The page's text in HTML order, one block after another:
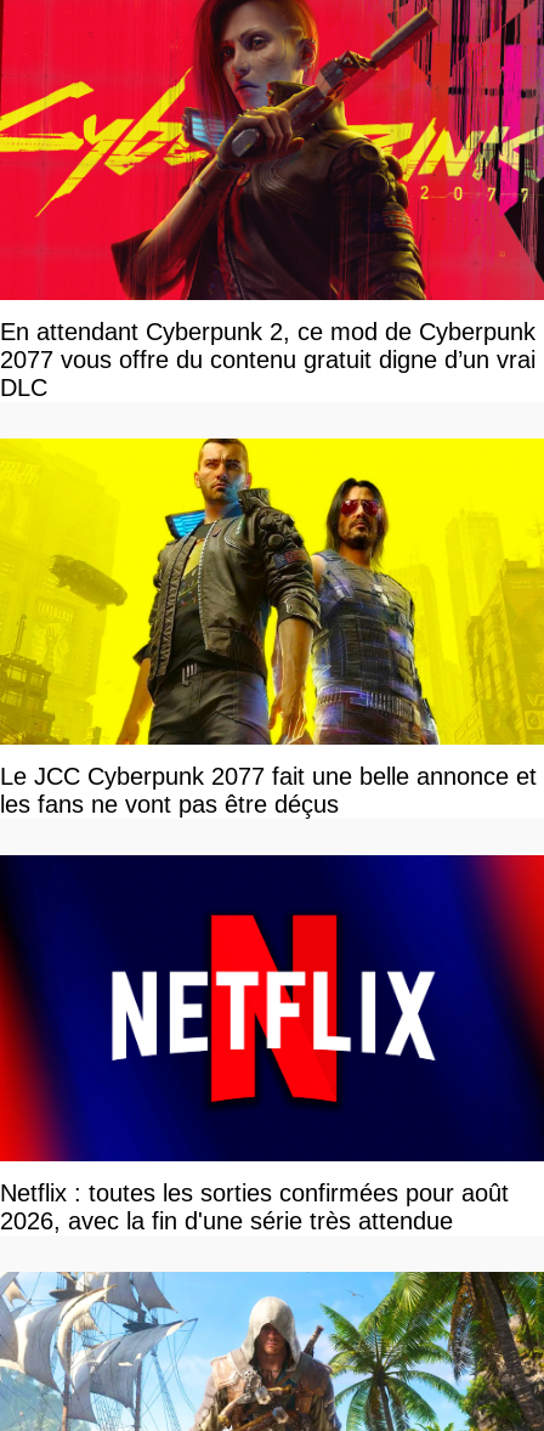
En attendant Cyberpunk 2, ce mod de Cyberpunk
2077 vous offre du contenu gratuit digne d’un vrai
DLC
Le JCC Cyberpunk 2077 fait une belle annonce et
les fans ne vont pas être déçus
Netflix : toutes les sorties confirmées pour août
2026, avec la fin d'une série très attendue